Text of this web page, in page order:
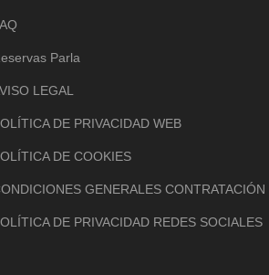
Parla
LEGAL
DE PRIVACIDAD WEB
DE COOKIES
GENERALES CONTRATACIÓN
DE PRIVACIDAD REDES SOCIALES